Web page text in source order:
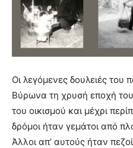
you
the
meaning
pain.
hd
porn
Οι λεγόμενες δουλειές του
Βύρωνα τη χρυσή εποχή
του οικισμού και μέχρι
δρόμοι ήταν γεμάτοι από
Άλλοι απ’ αυτούς ήταν